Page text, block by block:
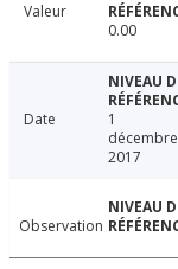
Valeur
0.00
Date
1
décembre
2017
Observation